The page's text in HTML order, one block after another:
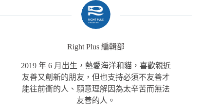
Right Plus 編輯部
2019 年 6 月出生，熱愛海洋和貓，喜歡親近
友善又創新的朋友，但也支持必須不友善才
能往前衝的人、願意理解因為太辛苦而無法
友善的人。